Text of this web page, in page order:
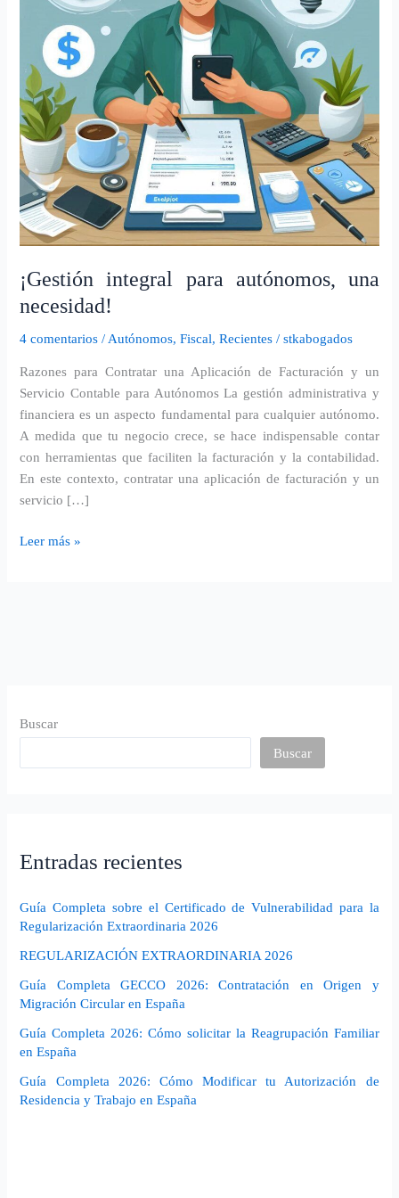
¡Gestión integral para autónomos, una
necesidad!
4 comentarios / Autónomos,Fiscal,Recientes /stkabogados
Razones para Contratar una Aplicación de Facturación y un
Servicio Contable para Autónomos La gestión administrativa y
financiera es un aspecto fundamental para cualquier autónomo.
A medida que tu negocio crece, se hace indispensable contar
con herramientas que faciliten la facturación y la contabilidad.
En este contexto, contratar una aplicación de facturación y un
servicio […]
necesidad!
Leer más »
Buscar
Buscar
Entradas recientes
Guía Completa sobre el Certificado de Vulnerabilidad para la
Regularización Extraordinaria 2026
REGULARIZACIÓN EXTRAORDINARIA 2026
Guía Completa GECCO 2026: Contratación en Origen y
Migración Circular en España
Guía Completa 2026: Cómo solicitar la Reagrupación Familiar
en España
Guía Completa 2026: Cómo Modificar tu Autorización de
Residencia y Trabajo en España